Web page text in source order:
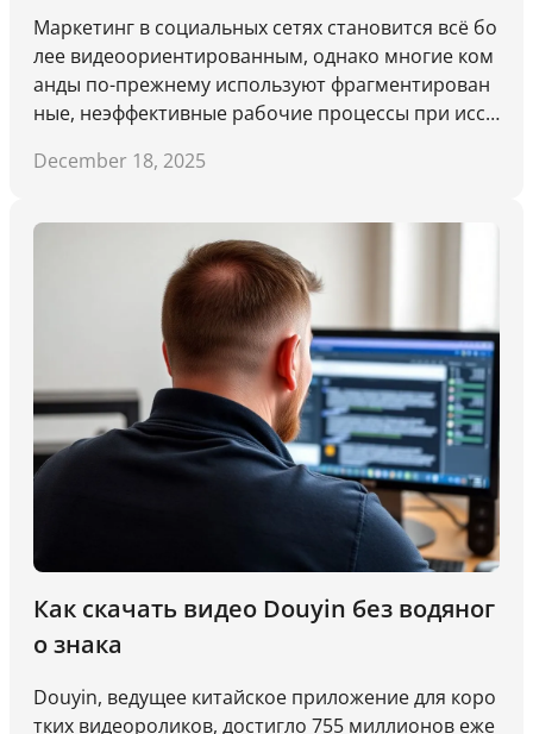
ых сетях
Маркетинг в социальных сетях становится всё бо
лее видеоориентированным, однако многие ком
анды по-прежнему используют фрагментирован
ные, неэффективные рабочие процессы при иссл
редственно на платформах, сохранение случайн
остные метрики часто приводят к предвзятым в
ыводам и потере времени. Эффективное исследо
вание видео — это не только поиск вдохновения.
Это систематическое понимание того, что работ
ает, почему это работает и как это можно повтор
December 18, 2025
Как скачать видео Douyin без водяног
о знака
Douyin, ведущее китайское приложение для коро
тких видеороликов, достигло 755 миллионов еже